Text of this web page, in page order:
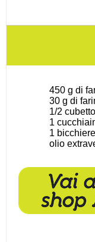
450 g di
30 g di
1/2
1
1
olio